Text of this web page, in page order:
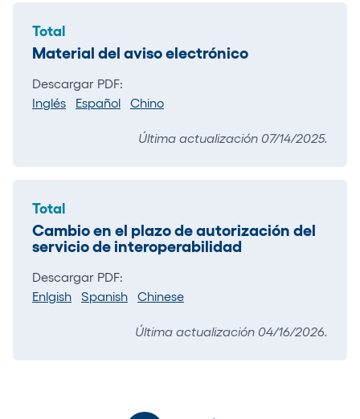
Total
Material del aviso electrónico
Descargar PDF:
Inglés
Español Chino
Última actualización 07/14/2025.
Total
Cambio en el plazo de autorización del
servicio de interoperabilidad
Descargar PDF:
Enlgish
Spanish Chinese
Última actualización 04/16/2026.